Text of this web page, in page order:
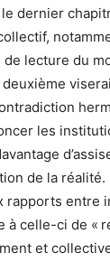
dernier
de lecture du
les
de la réalité.
rapports entre
à celle-ci de «
et